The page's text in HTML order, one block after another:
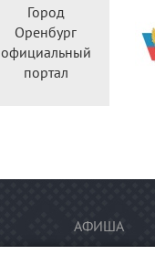
Город
Оренбург
официальный
портал
АФИША